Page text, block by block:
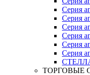
Серия
Серия
Серия
Серия
Серия
Серия
ТОРГОВЫЕ